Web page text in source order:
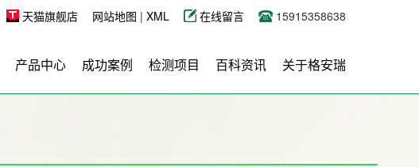
天猫旗舰店 网站地图 | XML 在线留言 15915358638
产品中心 成功案例 检测项目 百科资讯 关于格安瑞